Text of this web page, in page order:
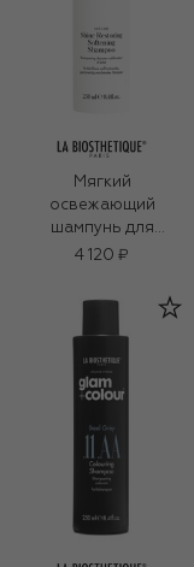
Мягкий
освежающий
шампунь для
придания блеска
волосам (250ml)
4 120 ₽